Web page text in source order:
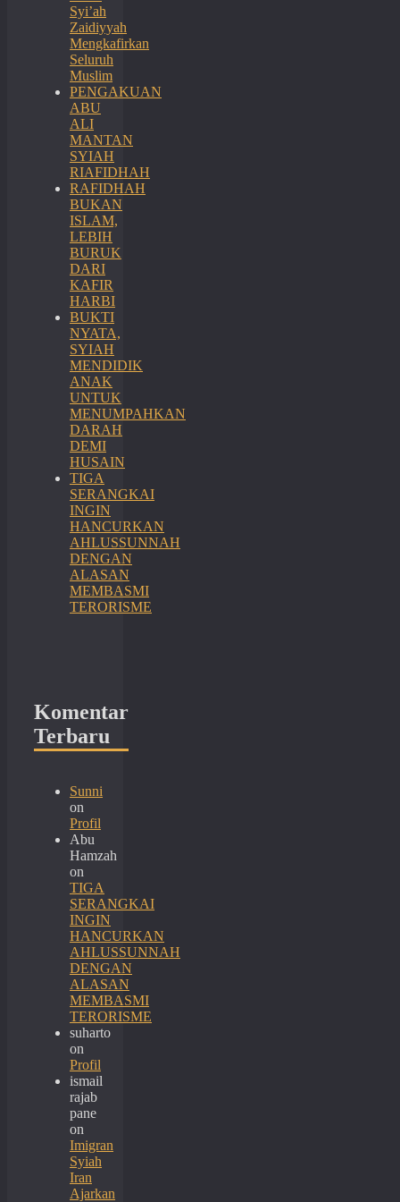
Syi’ah
Zaidiyyah
Mengkafirkan
Seluruh
Muslim
PENGAKUAN
ABU
ALI
MANTAN
SYIAH
RIAFIDHAH
RAFIDHAH
BUKAN
ISLAM,
LEBIH
BURUK
DARI
KAFIR
HARBI
BUKTI
NYATA,
SYIAH
MENDIDIK
ANAK
UNTUK
MENUMPAHKAN
DARAH
DEMI
HUSAIN
TIGA
SERANGKAI
INGIN
HANCURKAN
AHLUSSUNNAH
DENGAN
ALASAN
MEMBASMI
TERORISME
Komentar
Terbaru
Sunni
on
Profil
Abu
Hamzah
on
TIGA
SERANGKAI
INGIN
HANCURKAN
AHLUSSUNNAH
DENGAN
ALASAN
MEMBASMI
TERORISME
suharto
on
Profil
ismail
rajab
pane
on
Imigran
Syiah
Iran
Ajarkan